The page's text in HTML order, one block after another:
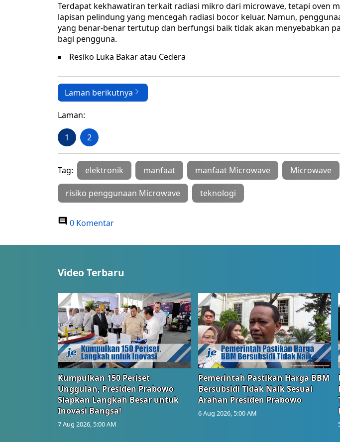
Terdapat kekhawatiran terkait radiasi mikro dari microwave, tetapi oven
lapisan pelindung yang mencegah radiasi bocor keluar. Namun,
yang benar-benar tertutup dan berfungsi baik tidak akan menyebabkan
bagi pengguna.
Resiko Luka Bakar atau Cedera
Laman berikutnya
Laman:
1 2
Tag: elektronik manfaat manfaat Microwave Microwave
risiko penggunaan Microwave teknologi
0 Komentar
Video Terbaru
Kumpulkan 150 Periset
Unggulan, Presiden Prabowo
Siapkan Langkah Besar untuk
Inovasi Bangsa!
7 Aug 2026, 5:00 AM
Pemerintah Pastikan Harga BBM
Bersubsidi Tidak Naik Sesuai
Arahan Presiden Prabowo
6 Aug 2026, 5:00 AM